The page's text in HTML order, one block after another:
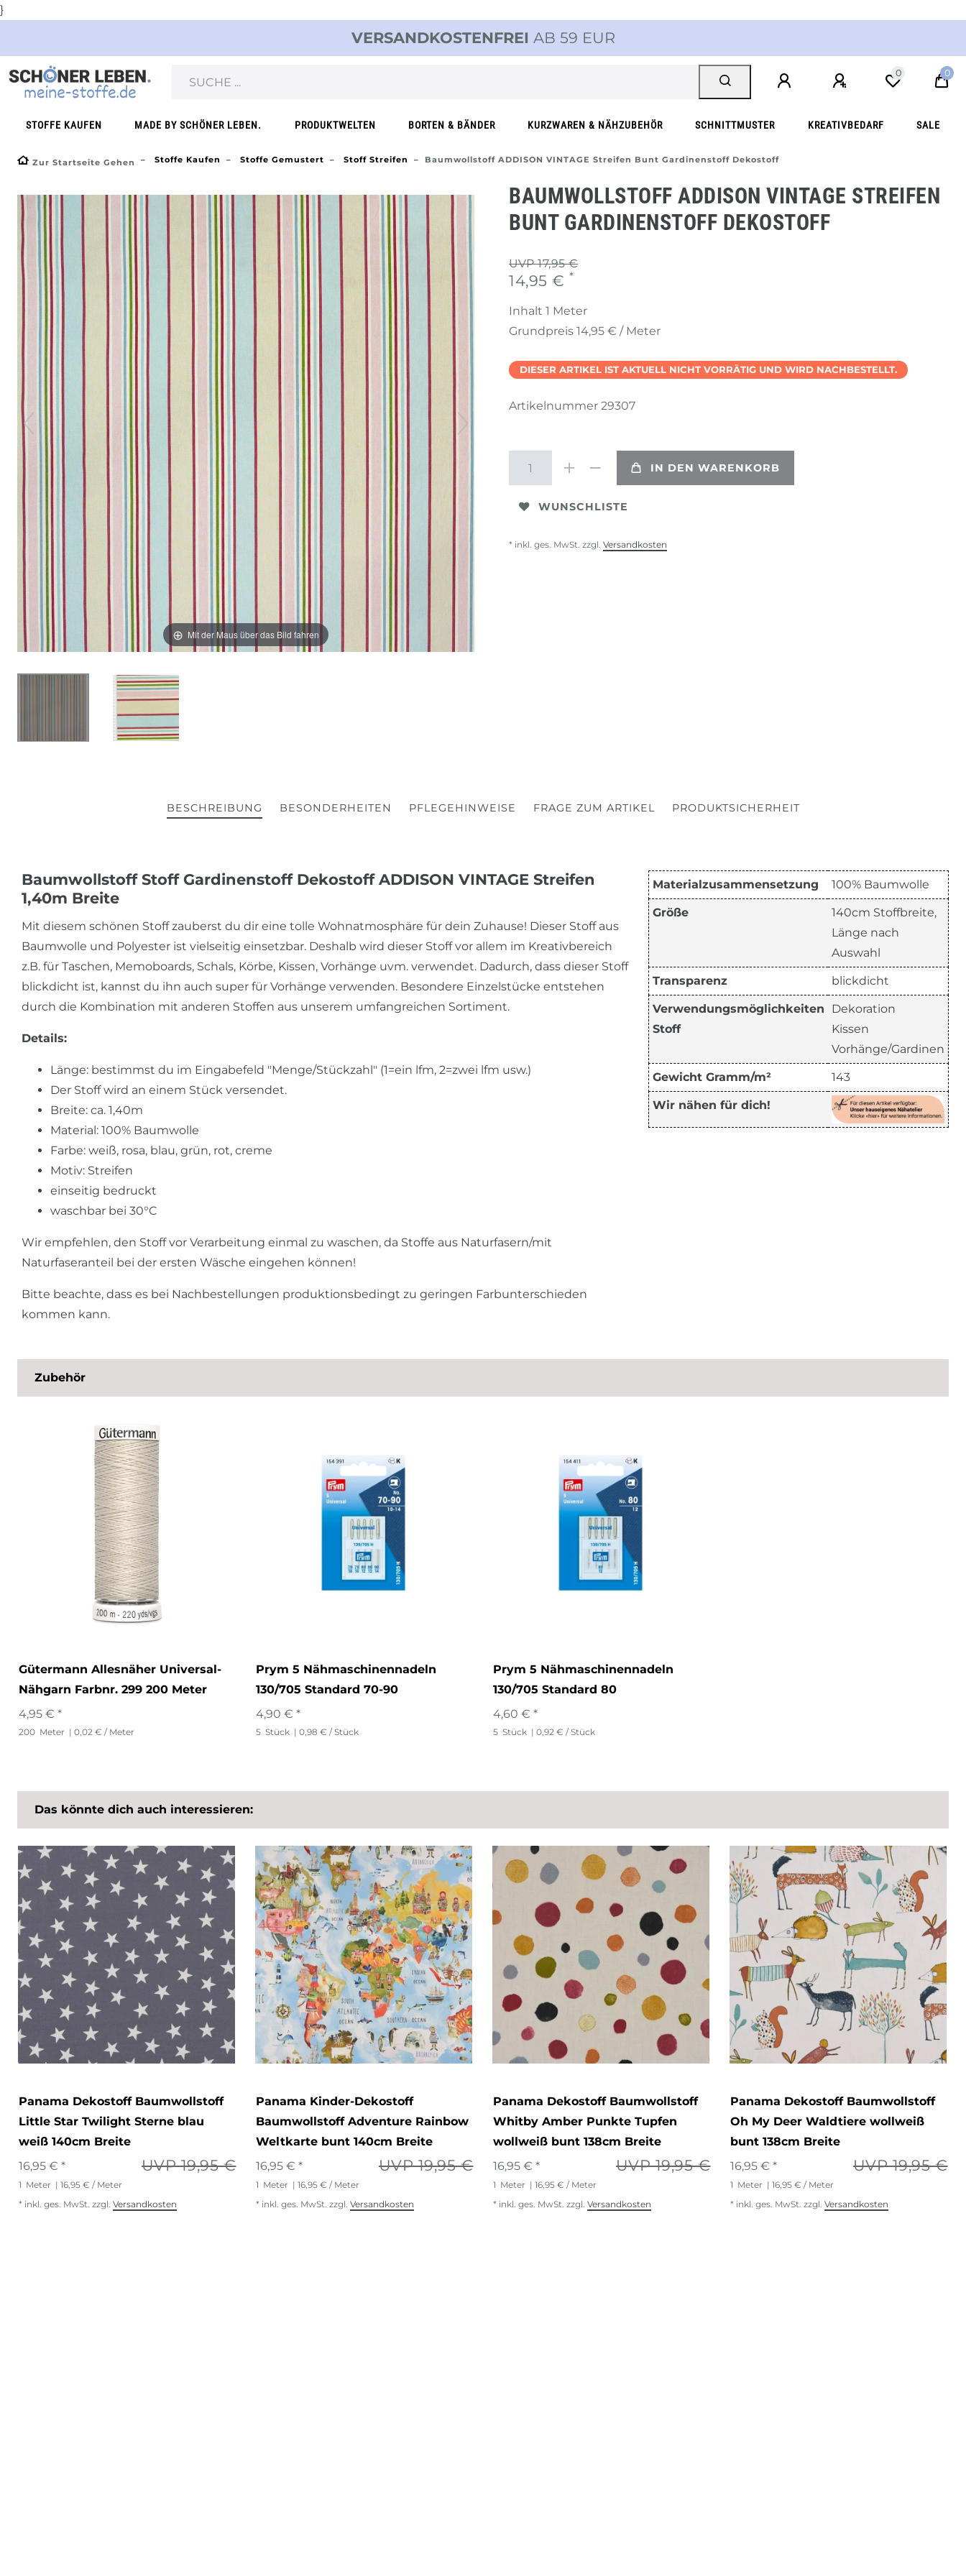
}
VERSANDKOSTENFREI AB 59 EUR
0 0
STOFFE KAUFEN MADE BY SCHÖNER LEBEN. PRODUKTWELTEN BORTEN & BÄNDER KURZWAREN & NÄHZUBEHÖR SCHNITTMUSTER KREATIVBEDARF SALE
Zur Startseite Gehen Stoffe Kaufen Stoffe Gemustert Stoff Streifen Baumwollstoff ADDISON VINTAGE Streifen Bunt Gardinenstoff Dekostoff
Mit der Maus über das Bild fahren
BAUMWOLLSTOFF ADDISON VINTAGE STREIFEN
BUNT GARDINENSTOFF DEKOSTOFF
UVP 17,95 €
14,95 € *
Inhalt 1 Meter
Grundpreis 14,95 € / Meter
DIESER ARTIKEL IST AKTUELL NICHT VORRÄTIG UND WIRD NACHBESTELLT.
Artikelnummer 29307
IN DEN WARENKORB
WUNSCHLISTE
* inkl. ges. MwSt. zzgl. Versandkosten
BESCHREIBUNG BESONDERHEITEN PFLEGEHINWEISE FRAGE ZUM ARTIKEL PRODUKTSICHERHEIT
Baumwollstoff Stoff Gardinenstoff Dekostoff ADDISON VINTAGE Streifen
1,40m Breite
Mit diesem schönen Stoff zauberst du dir eine tolle Wohnatmosphäre für dein Zuhause! Dieser Stoff aus
Baumwolle und Polyester ist vielseitig einsetzbar. Deshalb wird dieser Stoff vor allem im Kreativbereich
z.B. für Taschen, Memoboards, Schals, Körbe, Kissen, Vorhänge uvm. verwendet. Dadurch, dass dieser Stoff
blickdicht ist, kannst du ihn auch super für Vorhänge verwenden. Besondere Einzelstücke entstehen
durch die Kombination mit anderen Stoffen aus unserem umfangreichen Sortiment.
Details:
Länge: bestimmst du im Eingabefeld "Menge/Stückzahl" (1=ein lfm, 2=zwei lfm usw.)
Der Stoff wird an einem Stück versendet.
Breite: ca. 1,40m
Material: 100% Baumwolle
Farbe: weiß, rosa, blau, grün, rot, creme
Motiv: Streifen
einseitig bedruckt
waschbar bei 30°C
Wir empfehlen, den Stoff vor Verarbeitung einmal zu waschen, da Stoffe aus Naturfasern/mit
Naturfaseranteil bei der ersten Wäsche eingehen können!
Bitte beachte, dass es bei Nachbestellungen produktionsbedingt zu geringen Farbunterschieden
kommen kann.
Materialzusammensetzung 100% Baumwolle
Größe
140cm Stoffbreite,
Länge nach
Auswahl
Transparenz blickdicht
Verwendungsmöglichkeiten
Stoff
Dekoration
Kissen
Vorhänge/Gardinen
Gewicht Gramm/m² 143
Wir nähen für dich!
Zubehör
Gütermann Allesnäher Universal-
Nähgarn Farbnr. 299 200 Meter
4,95 € *
200 Meter | 0,02 € / Meter
Prym 5 Nähmaschinennadeln
130/705 Standard 70-90
4,90 € *
5 Stück | 0,98 € / Stück
Prym 5 Nähmaschinennadeln
130/705 Standard 80
4,60 € *
5 Stück | 0,92 € / Stück
Das könnte dich auch interessieren:
Panama Dekostoff Baumwollstoff
Little Star Twilight Sterne blau
weiß 140cm Breite
UVP 19,95 €
16,95 € *
1 Meter | 16,95 € / Meter
* inkl. ges. MwSt. zzgl. Versandkosten
Panama Kinder-Dekostoff
Baumwollstoff Adventure Rainbow
Weltkarte bunt 140cm Breite
UVP 19,95 €
16,95 € *
1 Meter | 16,95 € / Meter
* inkl. ges. MwSt. zzgl. Versandkosten
Panama Dekostoff Baumwollstoff
Whitby Amber Punkte Tupfen
wollweiß bunt 138cm Breite
UVP 19,95 €
16,95 € *
1 Meter | 16,95 € / Meter
* inkl. ges. MwSt. zzgl. Versandkosten
Panama Dekostoff Baumwollstoff
Oh My Deer Waldtiere wollweiß
bunt 138cm Breite
UVP 19,95 €
16,95 € *
1 Meter | 16,95 € / Meter
* inkl. ges. MwSt. zzgl. Versandkosten